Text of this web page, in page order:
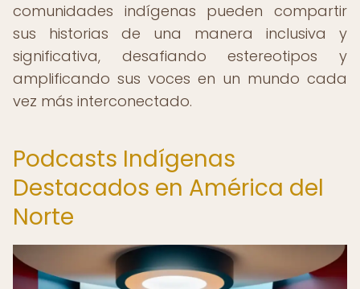
comunidades indígenas pueden compartir
sus historias de una manera inclusiva y
significativa, desafiando estereotipos y
amplificando sus voces en un mundo cada
vez más interconectado.
Podcasts Indígenas
Destacados en América del
Norte